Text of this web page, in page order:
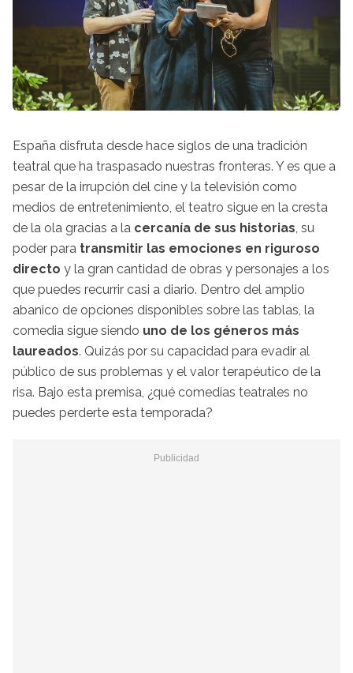
España disfruta desde hace siglos de una tradición
teatral que ha traspasado nuestras fronteras. Y es que a
pesar de la irrupción del cine y la televisión como
medios de entretenimiento, el teatro sigue en la cresta
de la ola gracias a la cercanía de sus historias, su
poder para transmitir las emociones en riguroso
directo y la gran cantidad de obras y personajes a los
que puedes recurrir casi a diario. Dentro del amplio
abanico de opciones disponibles sobre las tablas, la
comedia sigue siendo uno de los géneros más
laureados. Quizás por su capacidad para evadir al
público de sus problemas y el valor terapéutico de la
risa. Bajo esta premisa, ¿qué comedias teatrales no
puedes perderte esta temporada?